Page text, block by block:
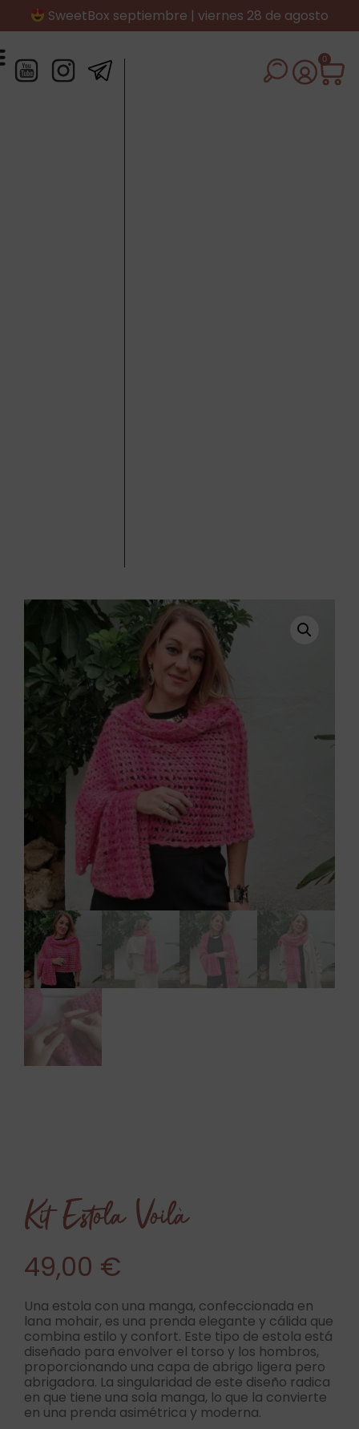
SweetBox septiembre | viernes 28 de agosto
0
Kit Estola Voilà
49,00 €
Una estola con una manga, confeccionada en
lana mohair, es una prenda elegante y cálida que
combina estilo y confort. Este tipo de estola está
diseñado para envolver el torso y los hombros,
proporcionando una capa de abrigo ligera pero
abrigadora. La singularidad de este diseño radica
en que tiene una sola manga, lo que la convierte
en una prenda asimétrica y moderna.